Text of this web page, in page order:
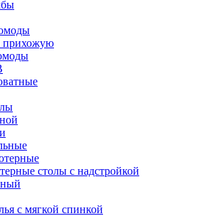
прихожую
столы с надстройкой
с мягкой спинкой